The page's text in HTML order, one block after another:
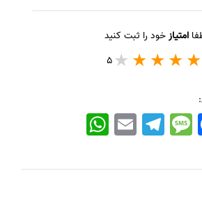
امتیاز خود را ثبت کنید
5
WhatsApp EmailTelegramMessage